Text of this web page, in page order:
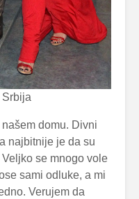
Srbija
domu. Divni
najbitnije je da su
se mnogo vole
sami odluke, a mi
Verujem da